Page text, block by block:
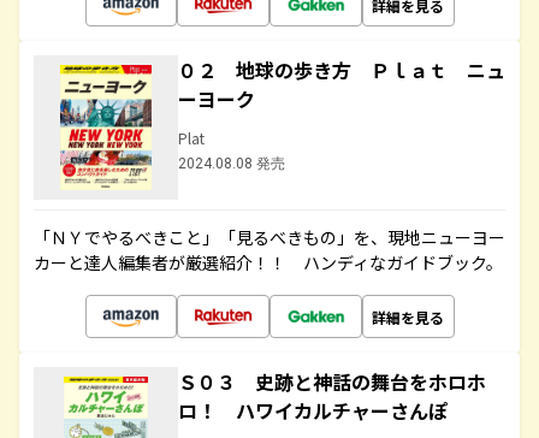
詳細を見る
０２ 地球の歩き方 Ｐｌａｔ ニュ
ーヨーク
Plat
2024.08.08 発売
「ＮＹでやるべきこと」「見るべきもの」を、現地ニューヨー
カーと達人編集者が厳選紹介！！ ハンディなガイドブック。
詳細を見る
Ｓ０３ 史跡と神話の舞台をホロホ
ロ！ ハワイカルチャーさんぽ